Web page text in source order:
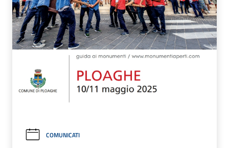
COMUNICATI